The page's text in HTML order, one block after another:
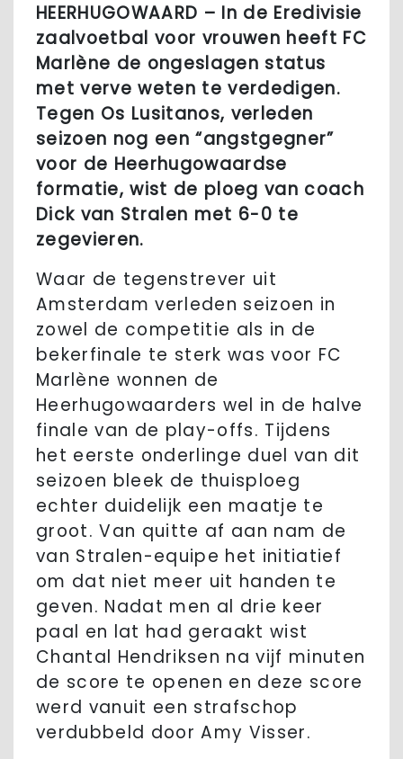
HEERHUGOWAARD – In de Eredivisie
zaalvoetbal voor vrouwen heeft FC
Marlène de ongeslagen status
met verve weten te verdedigen.
Tegen Os Lusitanos, verleden
seizoen nog een “angstgegner”
voor de Heerhugowaardse
formatie, wist de ploeg van coach
Dick van Stralen met 6-0 te
zegevieren.
Waar de tegenstrever uit
Amsterdam verleden seizoen in
zowel de competitie als in de
bekerfinale te sterk was voor FC
Marlène wonnen de
Heerhugowaarders wel in de halve
finale van de play-offs. Tijdens
het eerste onderlinge duel van dit
seizoen bleek de thuisploeg
echter duidelijk een maatje te
groot. Van quitte af aan nam de
van Stralen-equipe het initiatief
om dat niet meer uit handen te
geven. Nadat men al drie keer
paal en lat had geraakt wist
Chantal Hendriksen na vijf minuten
de score te openen en deze score
werd vanuit een strafschop
verdubbeld door Amy Visser.